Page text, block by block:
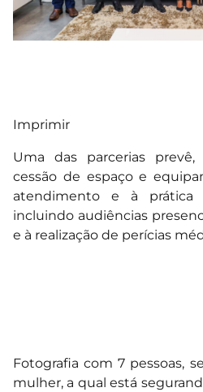
Imprimir
Uma das parcerias
cessão de espaço e
atendimento e à prática
incluindo audiências
e à realização de perícias
Fotografia com 7 pessoas,
mulher, a qual está